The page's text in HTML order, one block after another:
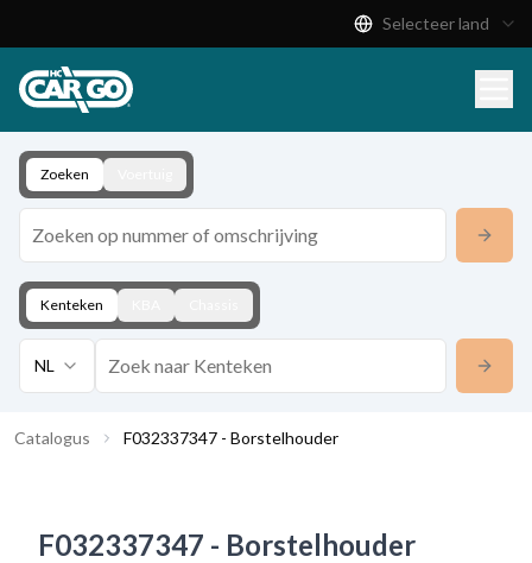
Download
Contact
Selecteer land
Zoeken
Kenteken
NL
Catalogus F032337347 - Borstelhouder
F032337347 - Borstelhouder